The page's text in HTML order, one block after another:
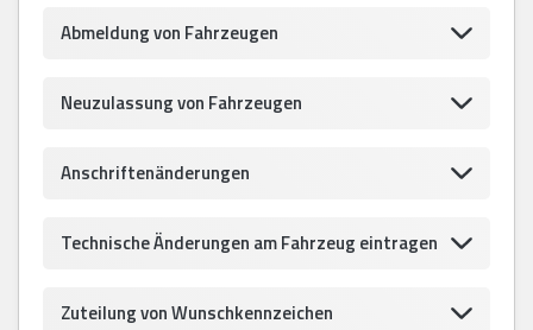
Abmeldung von Fahrzeugen
Neuzulassung von Fahrzeugen
Anschriftenänderungen
Technische Änderungen am Fahrzeug eintragen
Zuteilung von Wunschkennzeichen